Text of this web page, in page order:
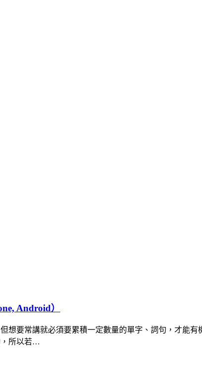
Android）
想要常講就必須要累積一定數量的單字、詞句，才能
，所以若…